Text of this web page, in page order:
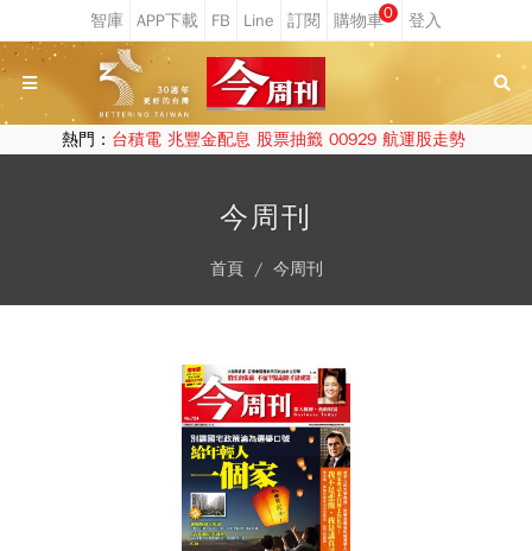
0
熱門： 台積電 兆豐金配息 股票抽籤 00929 航運股走勢
今周刊
首頁 今周刊